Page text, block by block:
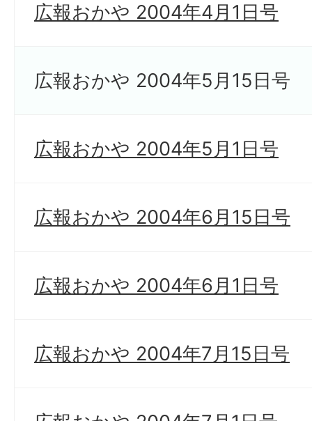
広報おかや 2004年4月1日号
広報おかや 2004年5月15日号
広報おかや 2004年5月1日号
広報おかや 2004年6月15日号
広報おかや 2004年6月1日号
広報おかや 2004年7月15日号